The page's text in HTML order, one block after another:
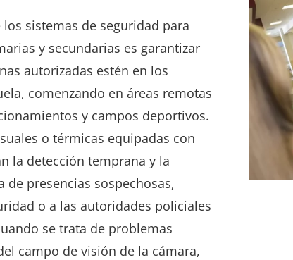
los sistemas de seguridad para
y secundarias es garantizar
autorizadas estén en los
comenzando en áreas remotas
y campos deportivos.
o térmicas equipadas con
la detección temprana y la
de presencias sospechosas,
o a las autoridades policiales
se trata de problemas
campo de visión de la cámara,